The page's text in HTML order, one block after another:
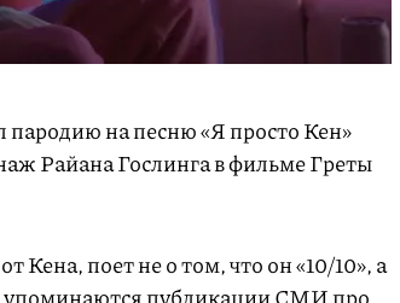
на песню «Я просто Кен»
Райана Гослинга в фильме Греты
Кена, поет не о том, что он «10/10», а